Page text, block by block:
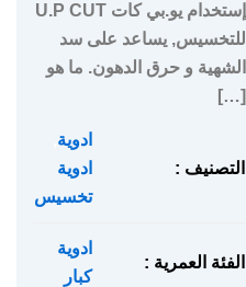
إستخدام يو.بي كات U.P CUT
للتخسيس, يساعد على سد
الشهية و حرق الدهون. ما هو
[…]
التصنيف :
ادوية
ادوية
تخسيس
الفئة العمرية :
ادوية
كبار